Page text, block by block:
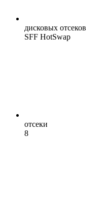
дисковых отсеков
SFF HotSwap
отсеки
8